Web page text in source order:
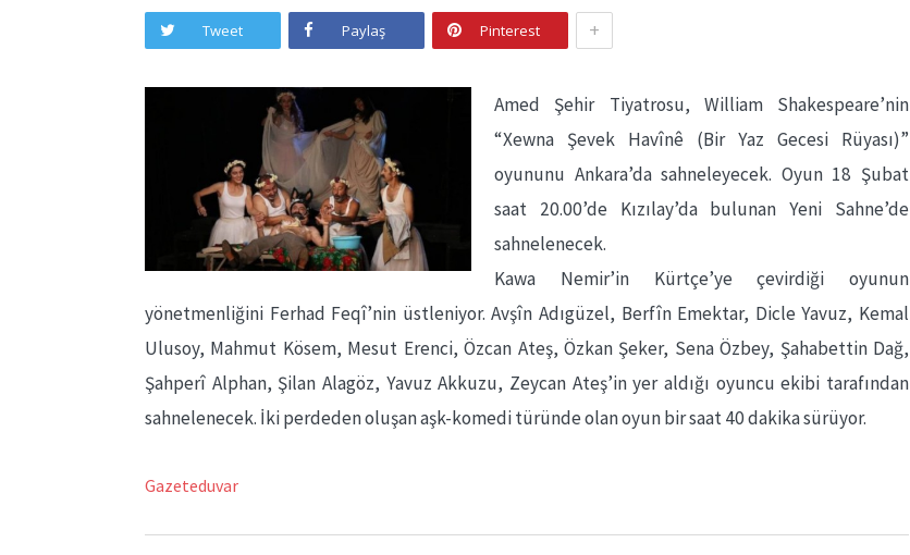
Tweet Paylaş Pinterest +
Amed Şehir Tiyatrosu, William Shakespeare’nin
“Xewna Şevek Havînê (Bir Yaz Gecesi Rüyası)”
oyununu Ankara’da sahneleyecek. Oyun 18 Şubat
saat 20.00’de Kızılay’da bulunan Yeni Sahne’de
sahnelenecek.
Kawa Nemir’in Kürtçe’ye çevirdiği oyunun
yönetmenliğini Ferhad Feqî’nin üstleniyor. Avşîn Adıgüzel, Berfîn Emektar, Dicle Yavuz, Kemal
Ulusoy, Mahmut Kösem, Mesut Erenci, Özcan Ateş, Özkan Şeker, Sena Özbey, Şahabettin Dağ,
Şahperî Alphan, Şilan Alagöz, Yavuz Akkuzu, Zeycan Ateş’in yer aldığı oyuncu ekibi tarafından
sahnelenecek. İki perdeden oluşan aşk-komedi türünde olan oyun bir saat 40 dakika sürüyor.
Gazeteduvar